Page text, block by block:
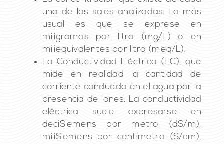
una de las sales analizadas. Lo más
usual es que se exprese en
miligramos por litro (mg/L) o en
miliequivalentes por litro (meq/L).
La Conductividad Eléctrica (EC), que
mide en realidad la cantidad de
corriente conducida en el agua por la
presencia de iones. La conductividad
eléctrica suele expresarse en
deciSiemens por metro (dS/m),
miliSiemens por centímetro (S/cm),